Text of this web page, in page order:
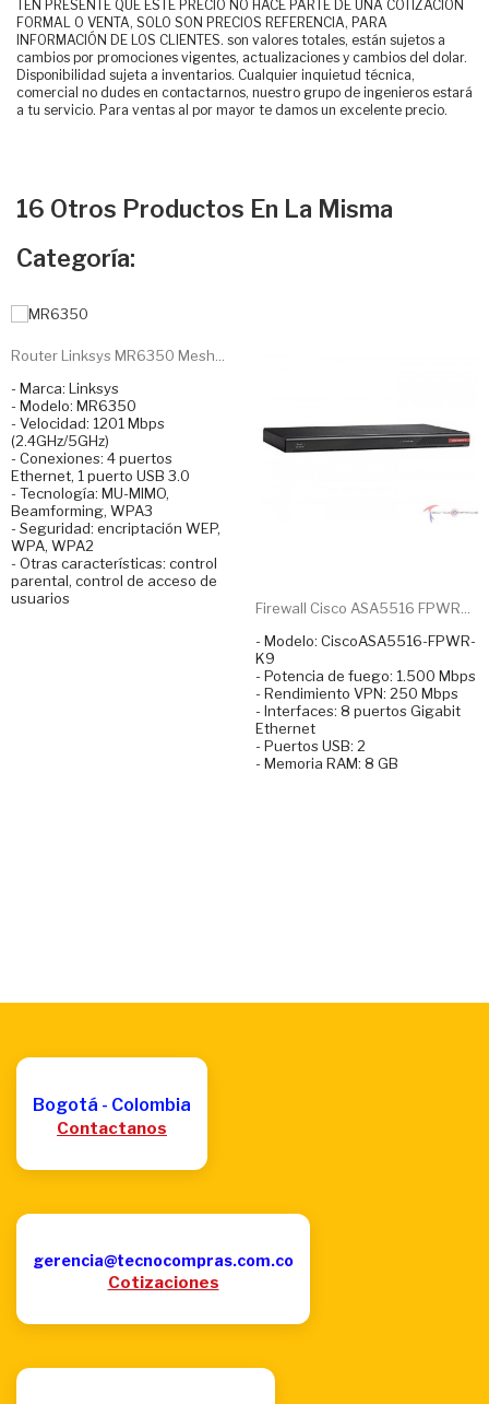
TEN PRESENTE QUE ESTE PRECIO NO HACE PARTE DE UNA COTIZACIÓN
FORMAL O VENTA, SOLO SON PRECIOS REFERENCIA, PARA
INFORMACIÓN DE LOS CLIENTES. son valores totales, están sujetos a
cambios por promociones vigentes, actualizaciones y cambios del dolar.
Disponibilidad sujeta a inventarios. Cualquier inquietud técnica,
comercial no dudes en contactarnos, nuestro grupo de ingenieros estará
a tu servicio. Para ventas al por mayor te damos un excelente precio.
16 Otros Productos En La Misma
Categoría:
Router Linksys MR6350 Mesh...
- Marca: Linksys
- Modelo: MR6350
- Velocidad: 1201 Mbps
(2.4GHz/5GHz)
- Conexiones: 4 puertos
Ethernet, 1 puerto USB 3.0
- Tecnología: MU-MIMO,
Beamforming, WPA3
- Seguridad: encriptación WEP,
WPA, WPA2
- Otras características: control
parental, control de acceso de
usuarios
Firewall Cisco ASA5516 FPWR...
- Modelo: CiscoASA5516-FPWR-
K9
- Potencia de fuego: 1.500 Mbps
- Rendimiento VPN: 250 Mbps
- Interfaces: 8 puertos Gigabit
Ethernet
- Puertos USB: 2
- Memoria RAM: 8 GB
Bogotá - Colombia
Contactanos
gerencia@tecnocompras.com.co
Cotizaciones